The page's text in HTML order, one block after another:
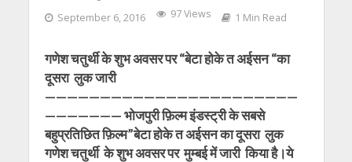
September 6, 2016 97 Views 1 Min Read
गणेश चतुर्थी के शुभ अवसर पर “बेटा होके त अईसन “का
दूसरा लुक जारी
———————————————————————
——————— भोजपुरी फ़िल्म इंडस्ट्री के सबसे
बहुप्रतिछित फ़िल्म”बेटा होके त अईसन का दूसरा लुक
गणेश चतुर्थी के शुभ अवसर पर मुम्बई में जारी किया है।ये